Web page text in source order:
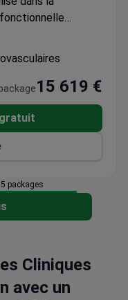
inclus :
entre l'aéroport,
n'est pas
modernes
15 619 €
packages
Cliniques
avec un